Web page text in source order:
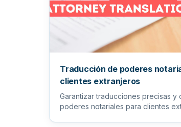
Traducción de poderes
clientes extranjeros
Garantizar traducciones precisas y
poderes notariales para clientes